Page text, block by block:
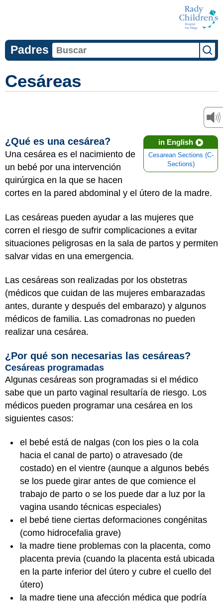
Padres
Cesáreas
in English
Cesarean Sections (C-
Sections)
¿Qué es una cesárea?
Una cesárea es el nacimiento de
un bebé por una intervención
quirúrgica en la que se hacen
cortes en la pared abdominal y el útero de la madre.
Las cesáreas pueden ayudar a las mujeres que
corren el riesgo de sufrir complicaciones a evitar
situaciones peligrosas en la sala de partos y permiten
salvar vidas en una emergencia.
Las cesáreas son realizadas por los obstetras
(médicos que cuidan de las mujeres embarazadas
antes, durante y después del embarazo) y algunos
médicos de familia. Las comadronas no pueden
realizar una cesárea.
¿Por qué son necesarias las cesáreas?
Cesáreas programadas
Algunas cesáreas son programadas si el médico
sabe que un parto vaginal resultaría de riesgo. Los
médicos pueden programar una cesárea en los
siguientes casos:
el bebé está de nalgas (con los pies o la cola
hacia el canal de parto) o atravesado (de
costado) en el vientre (aunque a algunos bebés
se los puede girar antes de que comience el
trabajo de parto o se los puede dar a luz por la
vagina usando técnicas especiales)
el bebé tiene ciertas deformaciones congénitas
(como hidrocefalia grave)
la madre tiene problemas con la placenta, como
placenta previa (cuando la placenta está ubicada
en la parte inferior del útero y cubre el cuello del
útero)
la madre tiene una afección médica que podría